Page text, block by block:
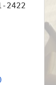
2422